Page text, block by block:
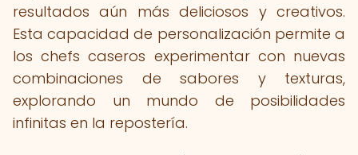
resultados aún más deliciosos y creativos.
Esta capacidad de personalización permite a
los chefs caseros experimentar con nuevas
combinaciones de sabores y texturas,
explorando un mundo de posibilidades
infinitas en la repostería.